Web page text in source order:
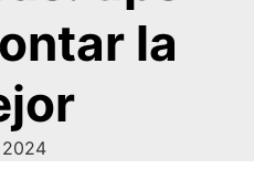
la
2024